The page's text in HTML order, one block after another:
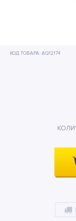
Рюкзаки и
КОД ТОВАРА: AQ12174